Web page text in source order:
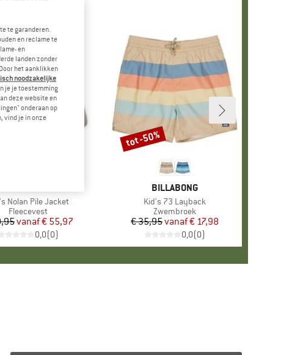
Nolan Pile Jacket
Productgroep
Fleecevest
Prijs
Verlaagde prijs
vanaf€ 55,97
0,0(0)
MERK
BILLABONG
Artikel
Kid's 73 Layback
Productgroep
Zwembroek
Prijs
€ 35,95 Verlaagde prijs
vanaf€ 17,98
0,0(0)
Korting
tot -50%
te garanderen.
en reclame te
en
landen zonder
het aanklikken
noodzakelijke
je je toestemming
deze website en
onderaan op
vind je in onze